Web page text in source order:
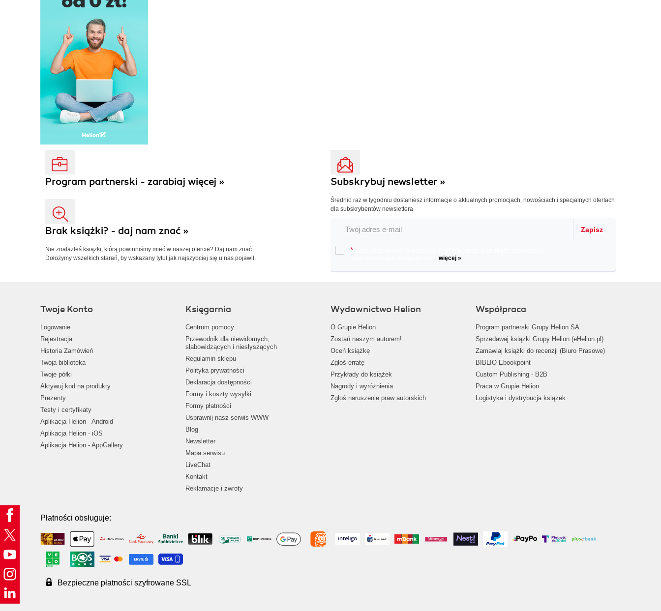
Program partnerski - zarabiaj więcej »
Brak książki? - daj nam znać »
Nie znalazłeś książki, którą powinniśmy mieć w naszej ofercie? Daj nam znać.
Dołożymy wszelkich starań, by wskazany tytuł jak najszybciej się u nas pojawił.
Subskrybuj newsletter »
Średnio raz w tygodniu dostaniesz informacje o aktualnych promocjach, nowościach i specjalnych ofertach
dla subskrybentów newslettera.
Zapisz
*
więcej »
Twoje Konto
Logowanie
Rejestracja
Historia Zamówień
Twoja biblioteka
Twoje półki
Aktywuj kod na produkty
Prezenty
Testy i certyfikaty
Aplikacja Helion - Android
Aplikacja Helion - iOS
Aplikacja Helion - AppGallery
Księgarnia
Centrum pomocy
Przewodnik dla niewidomych,
słabowidzących i niesłyszących
Regulamin sklepu
Polityka prywatności
Deklaracja dostępności
Formy i koszty wysyłki
Formy płatności
Usprawnij nasz serwis WWW
Blog
Newsletter
Mapa serwisu
LiveChat
Kontakt
Reklamacje i zwroty
Wydawnictwo Helion
O Grupie Helion
Zostań naszym autorem!
Oceń książkę
Zgłoś erratę
Przykłady do książek
Nagrody i wyróżnienia
Zgłoś naruszenie praw autorskich
Współpraca
Program partnerski Grupy Helion SA
Sprzedawaj książki Grupy Helion (eHelion.pl)
Zamawiaj książki do recenzji (Biuro Prasowe)
BIBLIO Ebookpoint
Custom Publishing - B2B
Praca w Grupie Helion
Logistyka i dystrybucja książek
Płatności obsługuje:
Bezpieczne płatności szyfrowane SSL